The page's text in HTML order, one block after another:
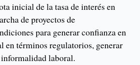
inicial de la tasa de interés en
de proyectos de
para generar confianza en
en términos regulatorios, generar
laboral.